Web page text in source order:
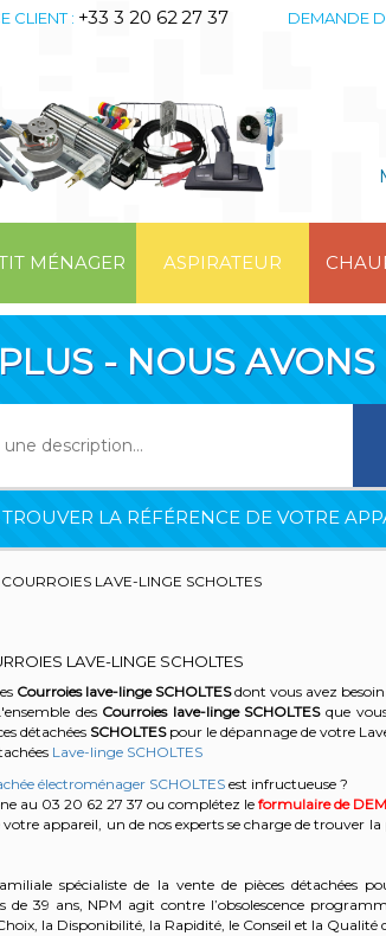
CLIENT : +33 3 20 62 27 37 DEMANDE
MÉNAGER ASPIRATEUR
- NOUS
LA RÉFÉRENCE DE VOTRE
COURROIES LAVE-LINGE SCHOLTES
LAVE-LINGE SCHOLTES
Courroies lave-linge SCHOLTESdont vous avez
des Courroies lave-linge SCHOLTESque
détachées SCHOLTESpour le dépannage de votre
Lave-linge SCHOLTES
électroménager SCHOLTESest infructueuse ?
au 03 20 62 27 37 ou complétez le formulaire de
appareil, un de nos experts se charge de trouver
spécialiste de la vente de pièces détachées
de 39 ans, NPM agit contre l’obsolescence
la Disponibilité, la Rapidité, le Conseil et la Qualité